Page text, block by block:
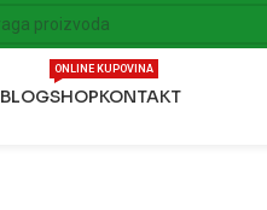
BLOGSHOP
ONLINE KUPOVINA
KONTAKT